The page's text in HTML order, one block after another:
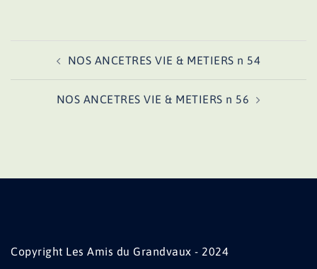
d’articleNOS ANCETRES VIE & METIERS n 54
NOS ANCETRES VIE & METIERS n 56
Copyright Les Amis du Grandvaux - 2024